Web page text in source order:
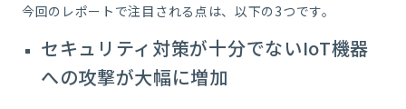
今回のレポートで注目される点は、以下の3つです。
セキュリティ対策が十分でないIoT機器
への攻撃が大幅に増加